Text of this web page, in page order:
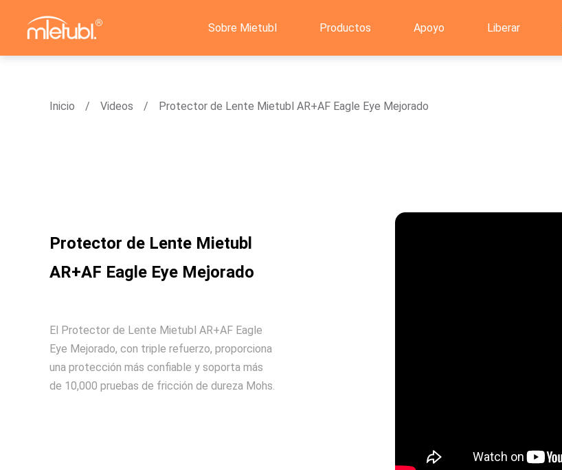
Sobre Mietubl Productos Apoyo Liberar
Inicio Videos Protector de Lente Mietubl AR+AF Eagle Eye Mejorado
Protector de Lente Mietubl
AR+AF Eagle Eye Mejorado
El Protector de Lente Mietubl AR+AF Eagle
Eye Mejorado, con triple refuerzo, proporciona
una protección más confiable y soporta más
de 10,000 pruebas de fricción de dureza Mohs.